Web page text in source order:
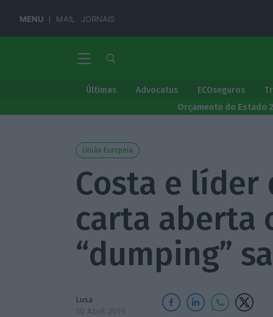
MENU MAIL JORNAIS
Últimas Advocatus ECOseguros
Orçamento do Estado
União Europeia
Costa e líder
carta aberta
“dumping”
Lusa
30 Abril 2019